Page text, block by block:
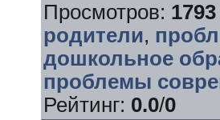
Просмотров: 1793
родители,
дошкольное
проблемы
Рейтинг: 0.0/0